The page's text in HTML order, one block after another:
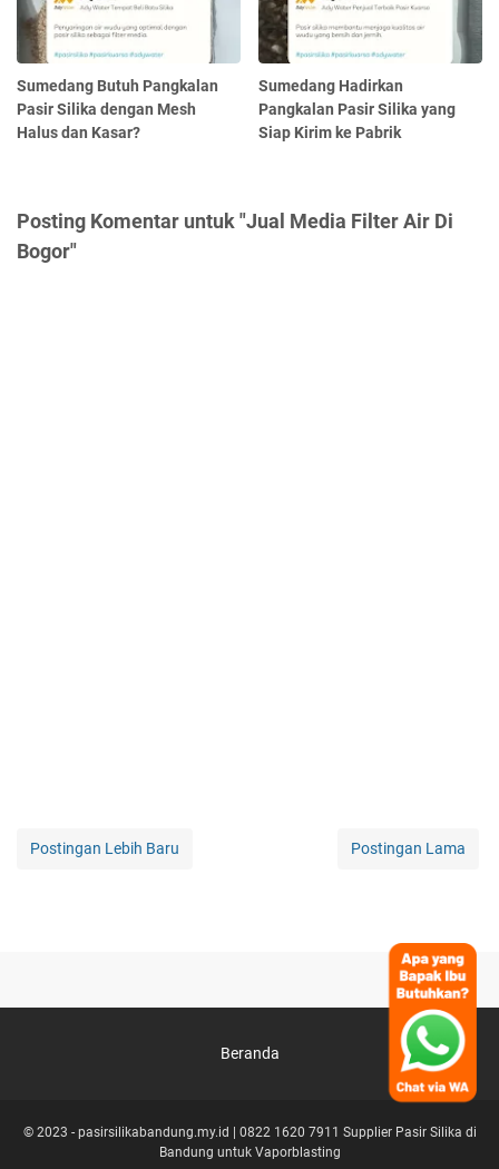
Sumedang Butuh Pangkalan
Pasir Silika dengan Mesh
Halus dan Kasar?
Sumedang Hadirkan
Pangkalan Pasir Silika yang
Siap Kirim ke Pabrik
Posting Komentar untuk "Jual Media Filter Air Di
Bogor"
Postingan Lebih Baru Postingan Lama
Beranda
© 2023 - pasirsilikabandung.my.id | 0822 1620 7911 Supplier Pasir Silika di
Bandung untuk Vaporblasting